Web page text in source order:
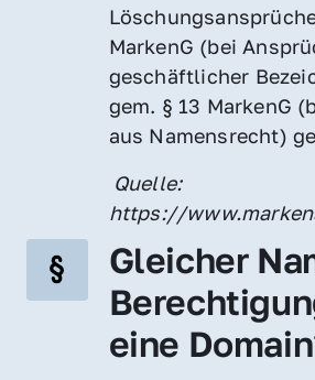
MarkenG (bei
geschäftlicher
gem. § 13 MarkenG
aus Namensrecht)
https://
Gleicher
eine